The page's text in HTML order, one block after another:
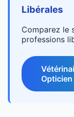
Libérales
Comparez le
professions
Opticien